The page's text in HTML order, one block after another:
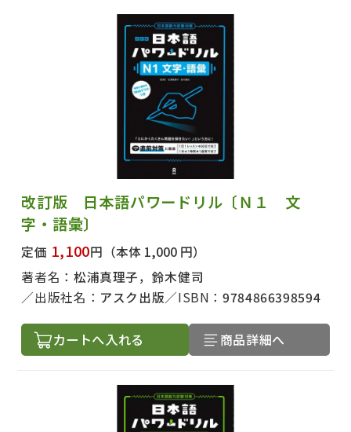
改訂版 日本語パワードリル〔Ｎ１ 文
字・語彙〕
定価 1,100円 （本体 1,000 円）
著者名： 松浦真理子，鈴木健司
出版社名： アスク出版 ISBN：9784866398594
カートへ入れる 商品詳細へ